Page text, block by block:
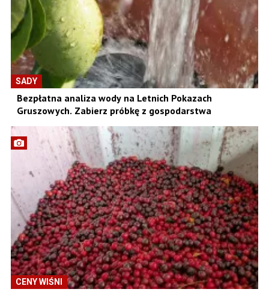
SADY
Bezpłatna analiza wody na Letnich Pokazach
Gruszowych. Zabierz próbkę z gospodarstwa
CENY WIŚNI